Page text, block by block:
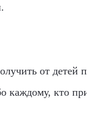
от
каждому, кто